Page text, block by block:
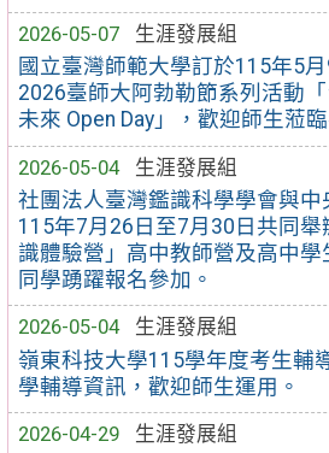
2026-05-07
生涯發展組
國立臺灣師範大學訂於115年5
2026臺師大阿勃勒節系列活動
未來 Open Day」，歡迎師生蒞臨
2026-05-04
生涯發展組
社團法人臺灣鑑識科學學會與
115年7月26日至7月30日共同舉
識體驗營」高中教師營及高中學
同學踴躍報名參加。
2026-05-04
生涯發展組
嶺東科技大學115學年度考生輔
學輔導資訊，歡迎師生運用。
2026-04-29
生涯發展組